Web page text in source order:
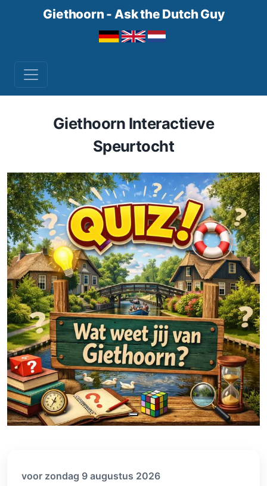
Giethoorn - Ask the Dutch Guy
Giethoorn Interactieve
Speurtocht
voor zondag 9 augustus 2026